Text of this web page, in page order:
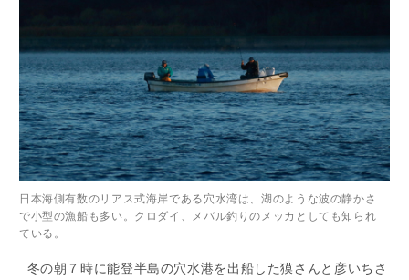
日本海側有数のリアス式海岸である穴水湾は、湖のような波の静かさ
で小型の漁船も多い。クロダイ、メバル釣りのメッカとしても知られ
ている。
冬の朝７時に能登半島の穴水港を出船した獏さんと彦いちさ